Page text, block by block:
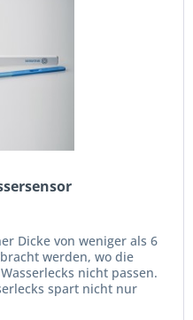
Dicke von weniger als 6
werden, wo die
nicht passen.
spart nicht nur